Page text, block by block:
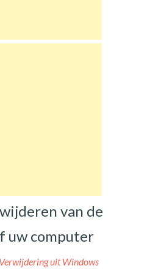
van de
uw computer
uit Windows